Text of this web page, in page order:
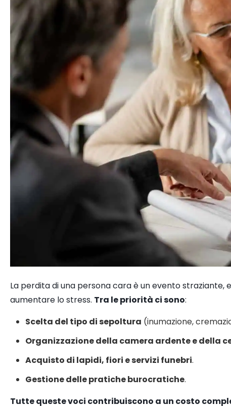
La perdita di una persona cara è un evento
aumentare lo stress. Tra le priorità ci sono:
Scelta del tipo di sepoltura (inumazione,
Organizzazione della camera ardente e della
Acquisto di lapidi, fiori e servizi funebri.
Gestione delle pratiche burocratiche.
Tutte queste voci contribuiscono a un costo